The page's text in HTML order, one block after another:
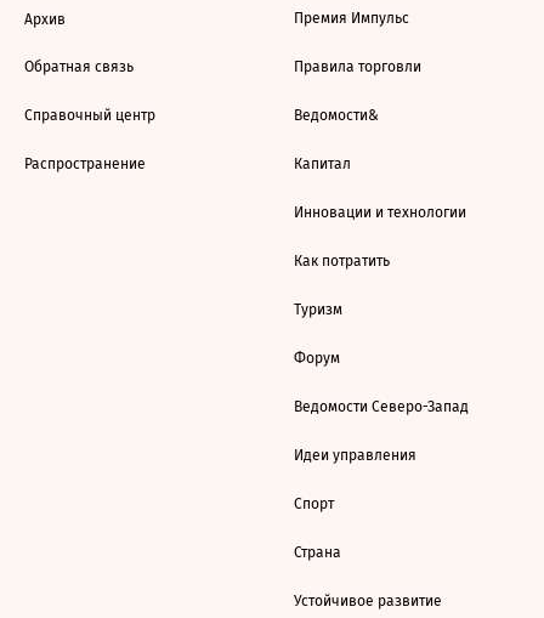
Архив
Обратная связь
Справочный центр
Распространение
Премия Импульс
Правила торговли
Ведомости&
Капитал
Инновации и технологии
Как потратить
Туризм
Форум
Ведомости Северо-Запад
Идеи управления
Спорт
Страна
Устойчивое развитие